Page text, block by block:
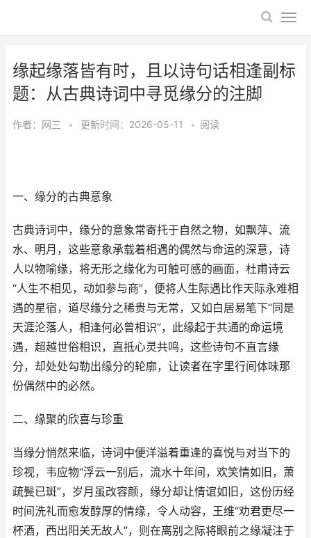
缘起缘落皆有时，且以诗句话相逢副标
题：从古典诗词中寻觅缘分的注脚
作者： 网三 • 更新时间：2026-05-11 • 阅读
一、缘分的古典意象
古典诗词中，缘分的意象常寄托于自然之物，如飘萍、流
水、明月，这些意象承载着相遇的偶然与命运的深意，诗
人以物喻缘，将无形之缘化为可触可感的画面，杜甫诗云
“人生不相见，动如参与商”，便将人生际遇比作天际永难相
遇的星宿，道尽缘分之稀贵与无常，又如白居易笔下“同是
天涯沦落人，相逢何必曾相识”，此缘起于共通的命运境
遇，超越世俗相识，直抵心灵共鸣，这些诗句不直言缘
分，却处处勾勒出缘分的轮廓，让读者在字里行间体味那
份偶然中的必然。
二、缘聚的欣喜与珍重
当缘分悄然来临，诗词中便洋溢着重逢的喜悦与对当下的
珍视，韦应物“浮云一别后，流水十年间，欢笑情如旧，萧
疏鬓已斑”，岁月虽改容颜，缘分却让情谊如旧，这份历经
时间洗礼而愈发醇厚的情缘，令人动容，王维“劝君更尽一
杯酒，西出阳关无故人”，则在离别之际将眼前之缘凝注于